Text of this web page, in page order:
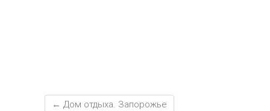
← Дом отдыха. Запорожье